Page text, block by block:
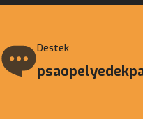
Destek